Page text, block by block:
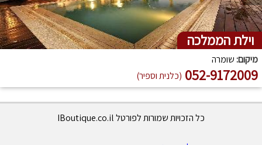
וילת הממלכה
מיקום:שומרה
052-9172009 (כלנית וספיר)
כל הזכויות שמורות לפורטל IBoutique.co.il